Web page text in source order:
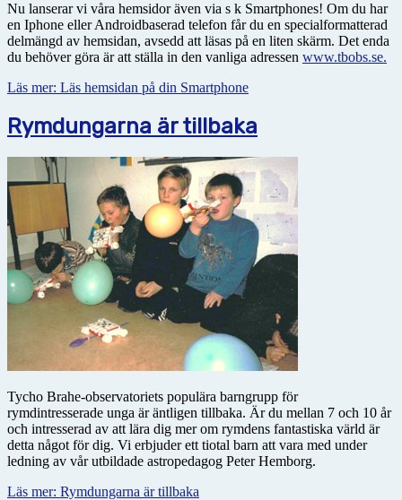
Nu lanserar vi våra hemsidor även via s k Smartphones! Om du har
en Iphone eller Androidbaserad telefon får du en specialformatterad
delmängd av hemsidan, avsedd att läsas på en liten skärm. Det enda
du behöver göra är att ställa in den vanliga adressen www.tbobs.se.
Läs mer: Läs hemsidan på din Smartphone
Rymdungarna är tillbaka
Tycho Brahe-observatoriets populära barngrupp för
rymdintresserade unga är äntligen tillbaka. Är du mellan 7 och 10 år
och intresserad av att lära dig mer om rymdens fantastiska värld är
detta något för dig. Vi erbjuder ett tiotal barn att vara med under
ledning av vår utbildade astropedagog Peter Hemborg.
Läs mer: Rymdungarna är tillbaka